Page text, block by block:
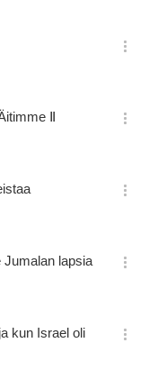
기
옵
기
Ⅱ
옵
기
옵
기
Jumalan lapsia
옵
기
kun Israel oli
옵